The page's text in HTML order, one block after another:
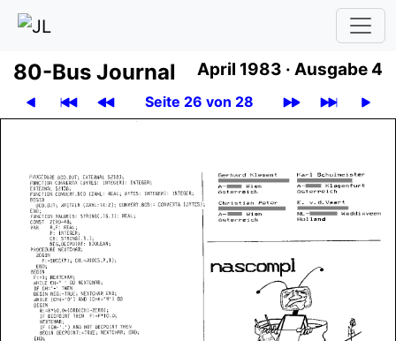
80-Bus Journal April 1983 · Ausgabe 4
Seite 26 von 28